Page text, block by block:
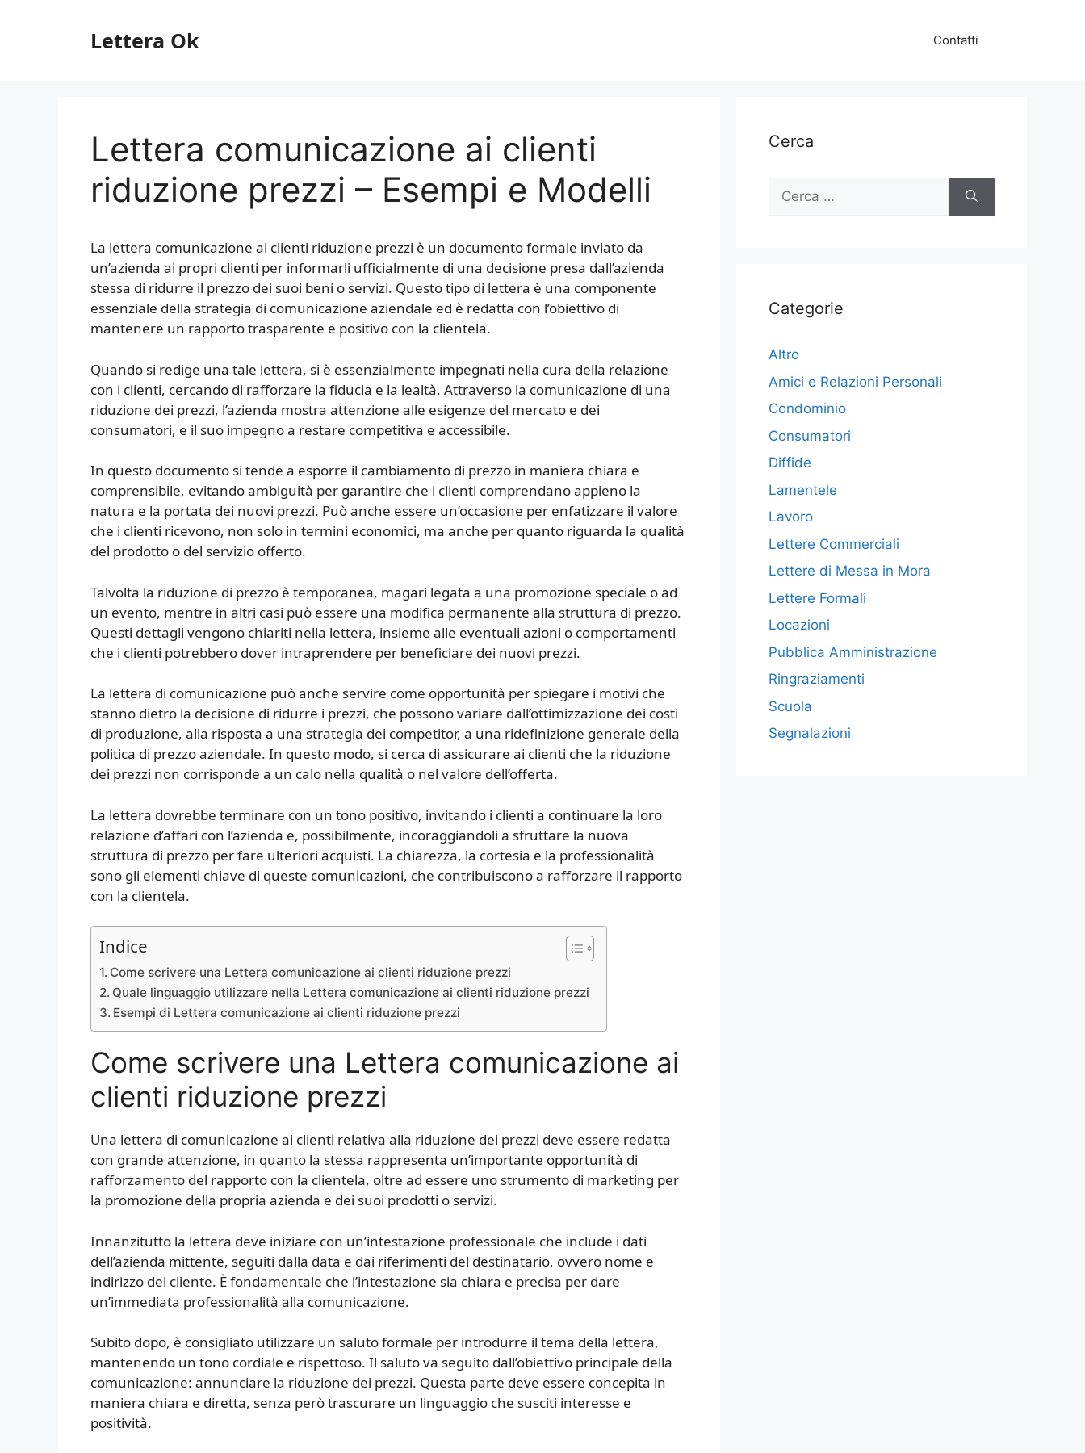
Lettera Ok Contatti
Lettera comunicazione ai clienti
riduzione prezzi – Esempi e Modelli
La lettera comunicazione ai clienti riduzione prezzi è un documento formale inviato da
un’azienda ai propri clienti per informarli ufficialmente di una decisione presa dall’azienda
stessa di ridurre il prezzo dei suoi beni o servizi. Questo tipo di lettera è una componente
essenziale della strategia di comunicazione aziendale ed è redatta con l’obiettivo di
mantenere un rapporto trasparente e positivo con la clientela.
Quando si redige una tale lettera, si è essenzialmente impegnati nella cura della relazione
con i clienti, cercando di rafforzare la fiducia e la lealtà. Attraverso la comunicazione di una
riduzione dei prezzi, l’azienda mostra attenzione alle esigenze del mercato e dei
consumatori, e il suo impegno a restare competitiva e accessibile.
In questo documento si tende a esporre il cambiamento di prezzo in maniera chiara e
comprensibile, evitando ambiguità per garantire che i clienti comprendano appieno la
natura e la portata dei nuovi prezzi. Può anche essere un’occasione per enfatizzare il valore
che i clienti ricevono, non solo in termini economici, ma anche per quanto riguarda la qualità
del prodotto o del servizio offerto.
Talvolta la riduzione di prezzo è temporanea, magari legata a una promozione speciale o ad
un evento, mentre in altri casi può essere una modifica permanente alla struttura di prezzo.
Questi dettagli vengono chiariti nella lettera, insieme alle eventuali azioni o comportamenti
che i clienti potrebbero dover intraprendere per beneficiare dei nuovi prezzi.
La lettera di comunicazione può anche servire come opportunità per spiegare i motivi che
stanno dietro la decisione di ridurre i prezzi, che possono variare dall’ottimizzazione dei costi
di produzione, alla risposta a una strategia dei competitor, a una ridefinizione generale della
politica di prezzo aziendale. In questo modo, si cerca di assicurare ai clienti che la riduzione
dei prezzi non corrisponde a un calo nella qualità o nel valore dell’offerta.
La lettera dovrebbe terminare con un tono positivo, invitando i clienti a continuare la loro
relazione d’affari con l’azienda e, possibilmente, incoraggiandoli a sfruttare la nuova
struttura di prezzo per fare ulteriori acquisti. La chiarezza, la cortesia e la professionalità
sono gli elementi chiave di queste comunicazioni, che contribuiscono a rafforzare il rapporto
con la clientela.
Indice
Come scrivere una Lettera comunicazione ai clienti riduzione prezzi
Quale linguaggio utilizzare nella Lettera comunicazione ai clienti riduzione prezzi
Esempi di Lettera comunicazione ai clienti riduzione prezzi
Come scrivere una Lettera comunicazione ai
clienti riduzione prezzi
Una lettera di comunicazione ai clienti relativa alla riduzione dei prezzi deve essere redatta
con grande attenzione, in quanto la stessa rappresenta un’importante opportunità di
rafforzamento del rapporto con la clientela, oltre ad essere uno strumento di marketing per
la promozione della propria azienda e dei suoi prodotti o servizi.
Innanzitutto la lettera deve iniziare con un’intestazione professionale che include i dati
dell’azienda mittente, seguiti dalla data e dai riferimenti del destinatario, ovvero nome e
indirizzo del cliente. È fondamentale che l’intestazione sia chiara e precisa per dare
un’immediata professionalità alla comunicazione.
Subito dopo, è consigliato utilizzare un saluto formale per introdurre il tema della lettera,
mantenendo un tono cordiale e rispettoso. Il saluto va seguito dall’obiettivo principale della
comunicazione: annunciare la riduzione dei prezzi. Questa parte deve essere concepita in
maniera chiara e diretta, senza però trascurare un linguaggio che susciti interesse e
positività.
Cerca
Ricerca
Categorie
Altro
Amici e Relazioni Personali
Condominio
Consumatori
Diffide
Lamentele
Lavoro
Lettere Commerciali
Lettere di Messa in Mora
Lettere Formali
Locazioni
Pubblica Amministrazione
Ringraziamenti
Scuola
Segnalazioni